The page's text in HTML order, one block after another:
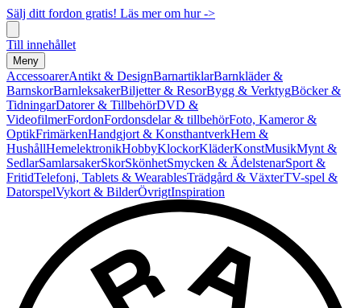
Sälj ditt fordon gratis! Läs mer om hur ->
Till innehållet
Meny
AccessoarerAntikt & DesignBarnartiklarBarnkläder &
BarnskorBarnleksakerBiljetter & ResorBygg & VerktygBöcker &
TidningarDatorer & TillbehörDVD &
VideofilmerFordonFordonsdelar & tillbehörFoto, Kameror &
OptikFrimärkenHandgjort & KonsthantverkHem &
HushållHemelektronikHobbyKlockorKläderKonstMusikMynt &
SedlarSamlarsakerSkorSkönhetSmycken & ÄdelstenarSport &
FritidTelefoni, Tablets & WearablesTrädgård & VäxterTV-spel &
DatorspelVykort & BilderÖvrigtInspiration